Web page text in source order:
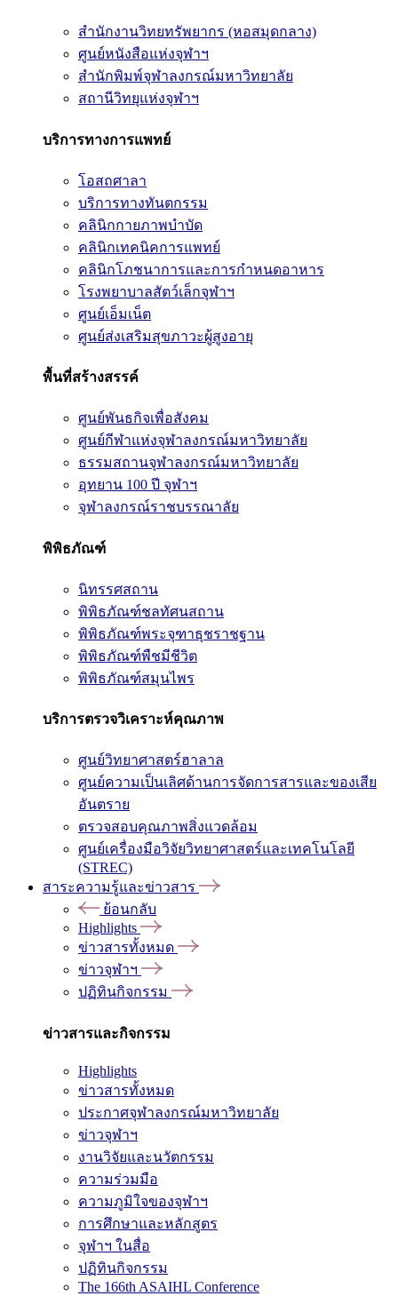
สำนักงานวิทยทรัพยากร (หอสมุดกลาง)
ศูนย์หนังสือแห่งจุฬาฯ
สำนักพิมพ์จุฬาลงกรณ์มหาวิทยาลัย
สถานีวิทยุแห่งจุฬาฯ
บริการทางการแพทย์
โอสถศาลา
บริการทางทันตกรรม
คลินิกกายภาพบำบัด
คลินิกเทคนิคการแพทย์
คลินิกโภชนาการและการกำหนดอาหาร
โรงพยาบาลสัตว์เล็กจุฬาฯ
ศูนย์เอ็มเน็ต
ศูนย์ส่งเสริมสุขภาวะผู้สูงอายุ
พื้นที่สร้างสรรค์
ศูนย์พันธกิจเพื่อสังคม
ศูนย์กีฬาแห่งจุฬาลงกรณ์มหาวิทยาลัย
ธรรมสถานจุฬาลงกรณ์มหาวิทยาลัย
อุทยาน 100 ปี จุฬาฯ
จุฬาลงกรณ์ราชบรรณาลัย
พิพิธภัณฑ์
นิทรรศสถาน
พิพิธภัณฑ์ชลทัศนสถาน
พิพิธภัณฑ์พระจุฑาธุชราชฐาน
พิพิธภัณฑ์พืชมีชีวิต
พิพิธภัณฑ์สมุนไพร
บริการตรวจวิเคราะห์คุณภาพ
ศูนย์วิทยาศาสตร์ฮาลาล
ศูนย์ความเป็นเลิศด้านการจัดการสารและของเสีย
อันตราย
ตรวจสอบคุณภาพสิ่งแวดล้อม
ศูนย์เครื่องมือวิจัยวิทยาศาสตร์และเทคโนโลยี
(STREC)
สาระความรู้และข่าวสาร
ย้อนกลับ
Highlights
ข่าวสารทั้งหมด
ข่าวจุฬาฯ
ปฏิทินกิจกรรม
ข่าวสารและกิจกรรม
Highlights
ข่าวสารทั้งหมด
ประกาศจุฬาลงกรณ์มหาวิทยาลัย
ข่าวจุฬาฯ
งานวิจัยและนวัตกรรม
ความร่วมมือ
ความภูมิใจของจุฬาฯ
การศึกษาและหลักสูตร
จุฬาฯ ในสื่อ
ปฏิทินกิจกรรม
The 166th ASAIHL Conference